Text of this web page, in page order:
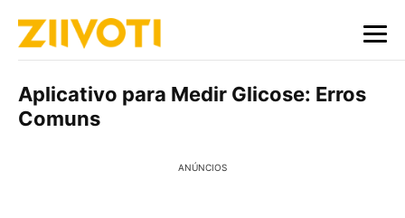
Aplicativo para Medir Glicose: Erros
Comuns
ANÚNCIOS